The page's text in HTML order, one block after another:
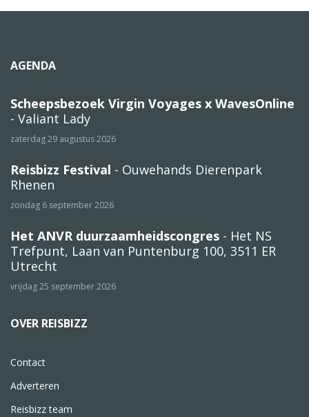
AGENDA
Scheepsbezoek Virgin Voyages x WavesOnline
- Valiant Lady
zaterdag 29 augustus 2026
Reisbizz Festival - Ouwehands Dierenpark
Rhenen
zondag 6 september 2026
Het ANVR duurzaamheidscongres - Het NS
Trefpunt, Laan van Puntenburg 100, 3511 ER
Utrecht
vrijdag 25 september 2026
OVER REISBIZZ
Contact
Adverteren
Reisbizz team